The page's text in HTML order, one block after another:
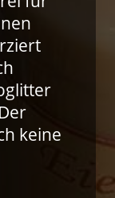
keine